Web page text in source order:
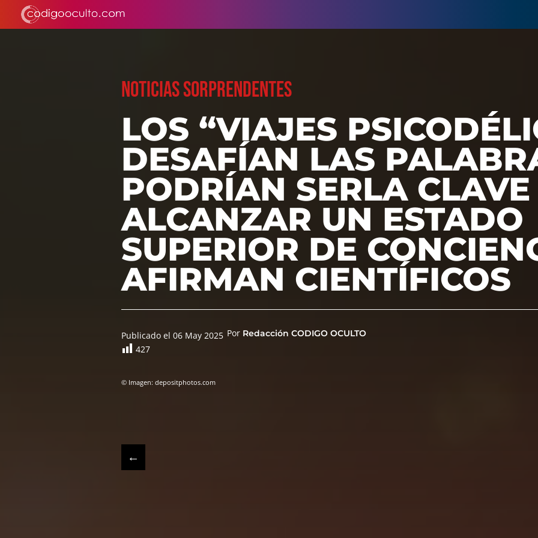
NOTICIAS SORPRENDENTES
LOS “VIAJES
DESAFÍAN LAS
PODRÍAN SERLA
ALCANZAR UN ESTADO
SUPERIOR DE
AFIRMAN CIENTÍFICOS
Publicado el 06 May 2025 Por Redacción CODIGO OCULTO
427
© Imagen: depositphotos.com
←